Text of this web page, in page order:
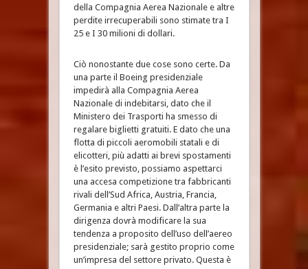
della Compagnia Aerea Nazionale e altre
perdite irrecuperabili sono stimate tra I
25 e I 30 milioni di dollari.
Ciò nonostante due cose sono certe. Da
una parte il Boeing presidenziale
impedirà alla Compagnia Aerea
Nazionale di indebitarsi, dato che il
Ministero dei Trasporti ha smesso di
regalare biglietti gratuiti. E dato che una
flotta di piccoli aeromobili statali e di
elicotteri, più adatti ai brevi spostamenti
è l’esito previsto, possiamo aspettarci
una accesa competizione tra fabbricanti
rivali dell’Sud Africa, Austria, Francia,
Germania e altri Paesi. Dall’altra parte la
dirigenza dovrà modificare la sua
tendenza a proposito dell’uso dell’aereo
presidenziale; sarà gestito proprio come
un’impresa del settore privato. Questa è